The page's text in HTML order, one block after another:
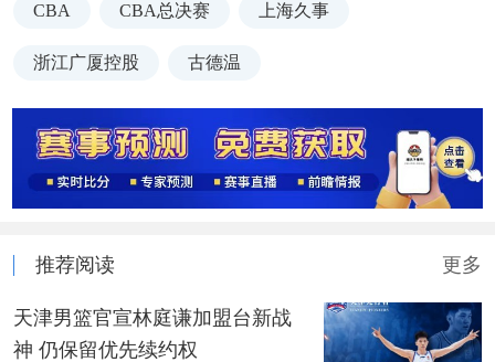
CBA CBA总决赛 上海久事
浙江广厦控股 古德温
推荐阅读 更多
天津男篮官宣林庭谦加盟台新战
神 仍保留优先续约权